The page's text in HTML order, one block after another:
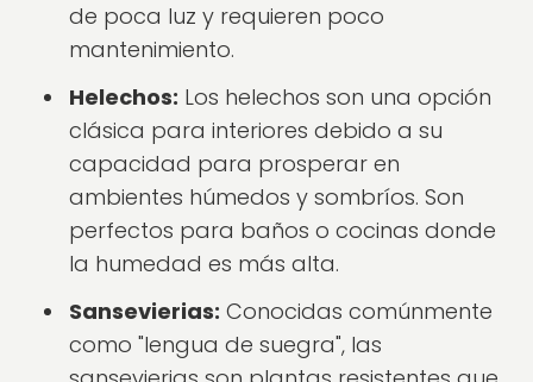
de poca luz y requieren poco
mantenimiento.
Helechos: Los helechos son una opción
clásica para interiores debido a su
capacidad para prosperar en
ambientes húmedos y sombríos. Son
perfectos para baños o cocinas donde
la humedad es más alta.
Sansevierias: Conocidas comúnmente
como "lengua de suegra", las